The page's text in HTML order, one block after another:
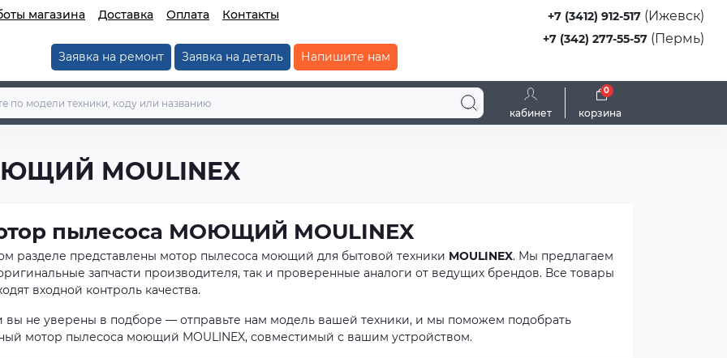
магазина Доставка Оплата Контакты
Заявка на ремонт Заявка на деталь Напишите нам
+7 (3412) 912-517 (Ижевск)
+7 (342) 277-55-57 (Пермь)
кабинет корзина
0
MOULINEX
пылесоса МОЮЩИЙ MOULINEX
разделе представлены мотор пылесоса моющий для бытовой техники MOULINEX. Мы предлагаем
запчасти производителя, так и проверенные аналоги от ведущих брендов. Все товары
входной контроль качества.
вы не уверены в подборе — отправьте нам модель вашей техники, и мы поможем подобрать
мотор пылесоса моющий MOULINEX, совместимый с вашим устройством.